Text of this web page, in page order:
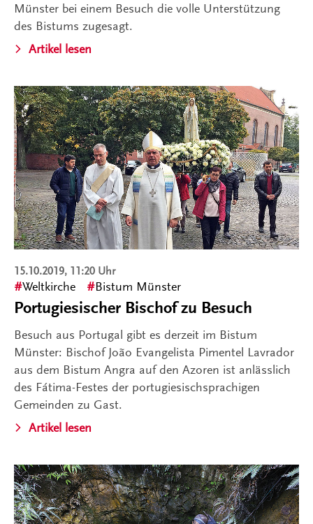
Münster bei einem Besuch die volle Unterstützung
des Bistums zugesagt.
Artikel lesen
15.10.2019, 11:20 Uhr
Weltkirche Bistum Münster
Portugiesischer Bischof zu Besuch
Besuch aus Portugal gibt es derzeit im Bistum
Münster: Bischof João Evangelista Pimentel Lavrador
aus dem Bistum Angra auf den Azoren ist anlässlich
des Fátima-Festes der portugiesischsprachigen
Gemeinden zu Gast.
Artikel lesen